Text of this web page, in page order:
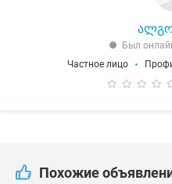
Был
Частное лицо
Похожие